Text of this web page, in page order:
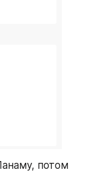
потом